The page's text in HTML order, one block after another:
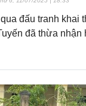
đấu tranh khai
đã thừa nhận